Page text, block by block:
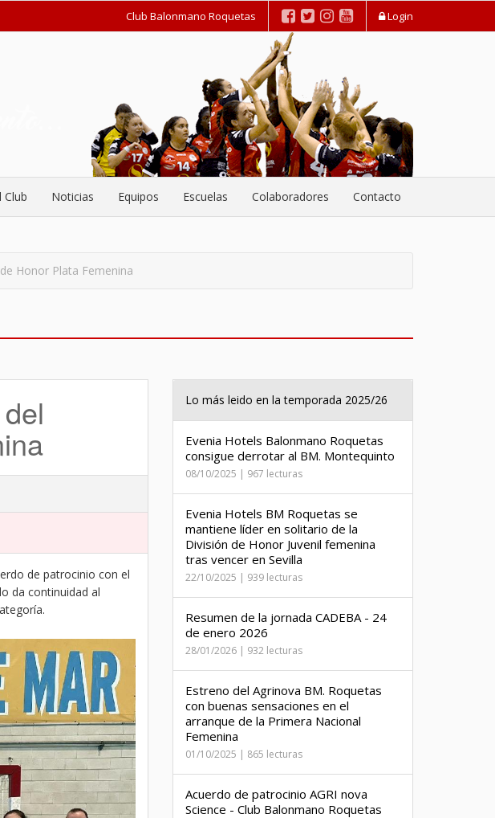
Login
Club Balonmano Roquetas
Club Noticias Equipos Escuelas Colaboradores Contacto
Honor Plata Femenina
de patrocinio con el
da continuidad al
Lo más leido en la temporada 2025/26
Evenia Hotels Balonmano Roquetas
consigue derrotar al BM. Montequinto
08/10/2025 | 967 lecturas
Evenia Hotels BM Roquetas se
mantiene líder en solitario de la
División de Honor Juvenil femenina
tras vencer en Sevilla
22/10/2025 | 939 lecturas
Resumen de la jornada CADEBA - 24
de enero 2026
28/01/2026 | 932 lecturas
Estreno del Agrinova BM. Roquetas
con buenas sensaciones en el
arranque de la Primera Nacional
Femenina
01/10/2025 | 865 lecturas
Acuerdo de patrocinio AGRI nova
Science - Club Balonmano Roquetas